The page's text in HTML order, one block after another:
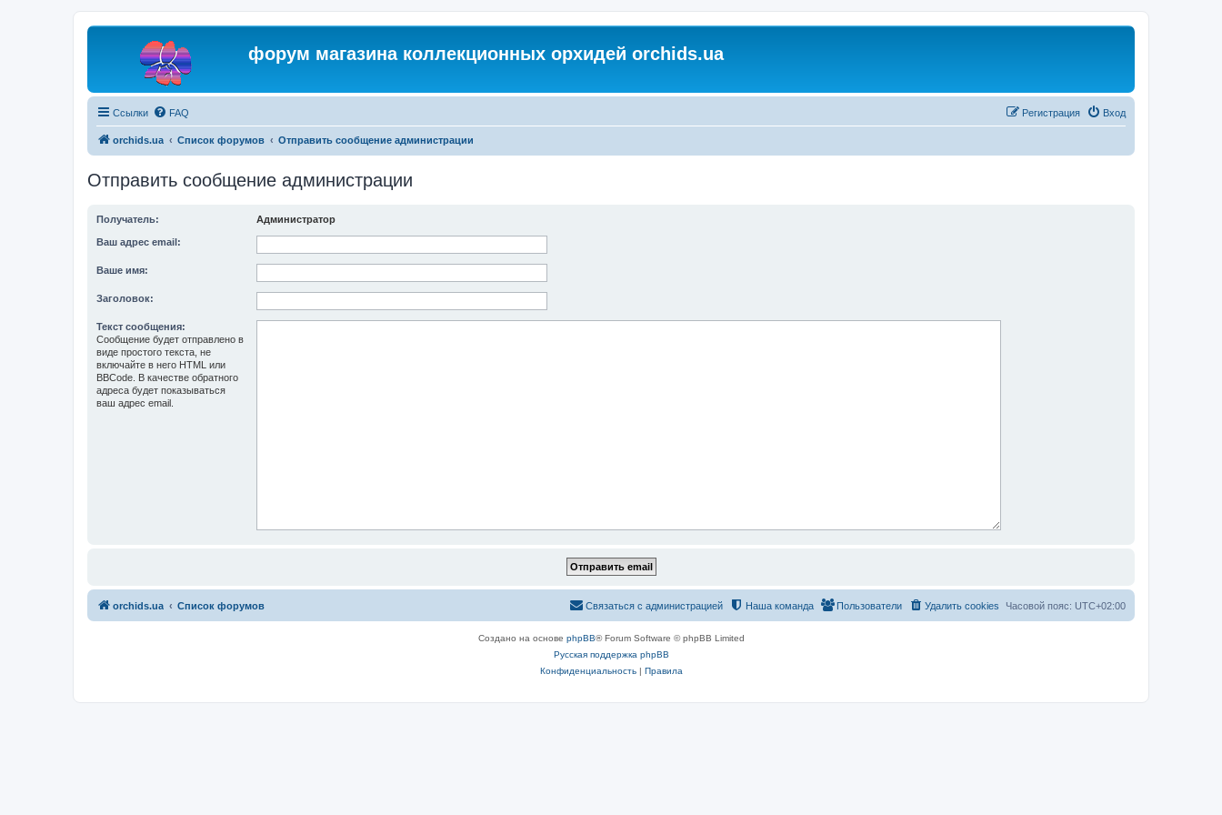
форум магазина коллекционных орхидей orchids.ua
Ссылки FAQ Вход
Регистрация
orchids.ua Список форумов Отправить сообщение администрации
Отправить сообщение администрации
Получатель: Администратор
Ваш адрес email:
Ваше имя:
Заголовок:
Текст сообщения:
Сообщение будет отправлено в
виде простого текста, не
включайте в него HTML или
BBCode. В качестве обратного
адреса будет показываться
ваш адрес email.
orchids.ua Список форумов Часовой пояс: UTC+02:00
Удалить cookies
Пользователи
Наша команда
Связаться с администрацией
Создано на основе phpBB® Forum Software © phpBB Limited
Русская поддержка phpBB
Конфиденциальность| Правила